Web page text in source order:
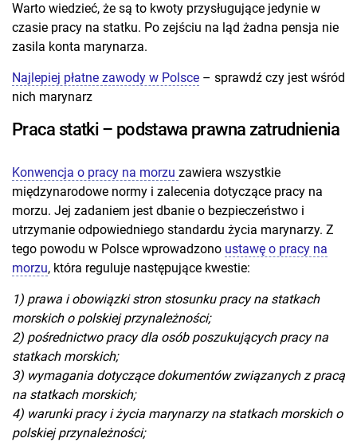
Warto wiedzieć, że są to kwoty przysługujące jedynie w
czasie pracy na statku. Po zejściu na ląd żadna pensja nie
zasila konta marynarza.
Najlepiej płatne zawody w Polsce – sprawdź czy jest wśród
nich marynarz
Praca statki – podstawa prawna zatrudnienia
Konwencja o pracy na morzu zawiera wszystkie
międzynarodowe normy i zalecenia dotyczące pracy na
morzu. Jej zadaniem jest dbanie o bezpieczeństwo i
utrzymanie odpowiedniego standardu życia marynarzy. Z
tego powodu w Polsce wprowadzono ustawę o pracy na
morzu, która reguluje następujące kwestie:
1) prawa i obowiązki stron stosunku pracy na statkach
morskich o polskiej przynależności;
2) pośrednictwo pracy dla osób poszukujących pracy na
statkach morskich;
3) wymagania dotyczące dokumentów związanych z pracą
na statkach morskich;
4) warunki pracy i życia marynarzy na statkach morskich o
polskiej przynależności;